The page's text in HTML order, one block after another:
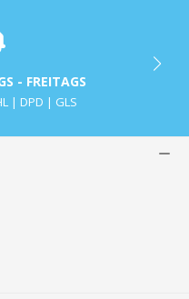
- FREITAGS
| DPD | GLS